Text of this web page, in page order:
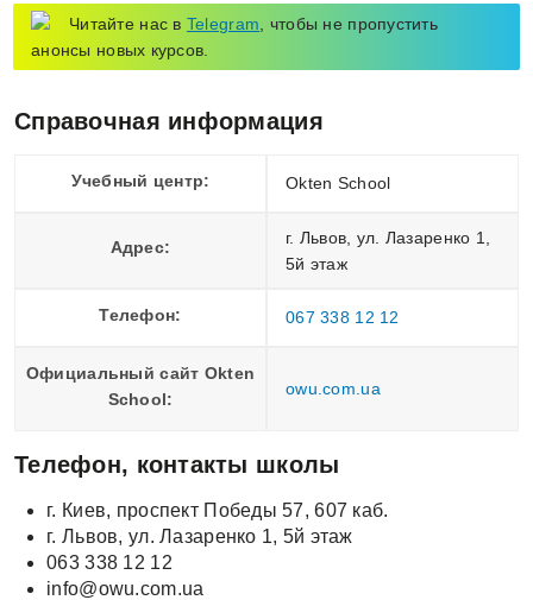
Читайте нас в Telegram , чтобы не пропустить
анонсы новых курсов.
Справочная информация
Учебный центр: Okten School
Адрес:
г. Львов, ул. Лазаренко 1,
5й этаж
Телефон: 067 338 12 12
Официальный сайт Okten
School:
owu.com.ua
Телефон, контакты школы
г. Киев, проспект Победы 57, 607 каб.
г. Львов, ул. Лазаренко 1, 5й этаж
063 338 12 12
info@owu.com.ua